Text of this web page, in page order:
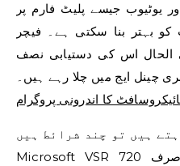
یوٹیوب جیسے پلیٹ فارم پر
بہتر بنا سکتی ہے۔ فیچر
الحال اس کی دستیابی نصف
چینل ایج میں چلا رہے ہیں۔
کا اندرونی پروگرام
ہیں تو چند شرائط ہیں:
Microsoft VSR صرف 720p یا اس سے کم کی ویڈیو